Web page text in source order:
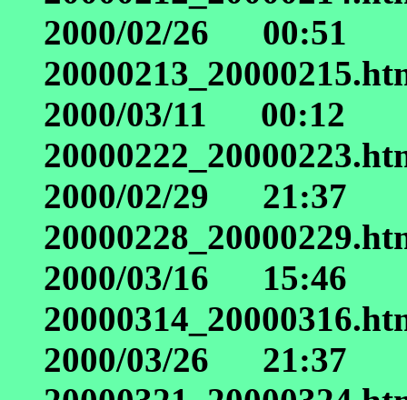
2000/02/26
2000/03/11
2000/02/29
2000/03/16
2000/03/26